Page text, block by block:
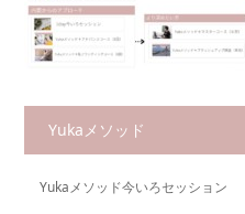
Yukaメソッド
Yukaメソッド今いろセッション